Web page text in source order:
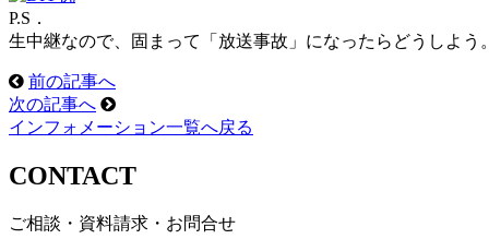
P.S．
生中継なので、固まって「放送事故」になったらどうしよう
前の記事へ
次の記事へ
インフォメーション一覧へ戻る
CONTACT
ご相談・資料請求・お問合せ